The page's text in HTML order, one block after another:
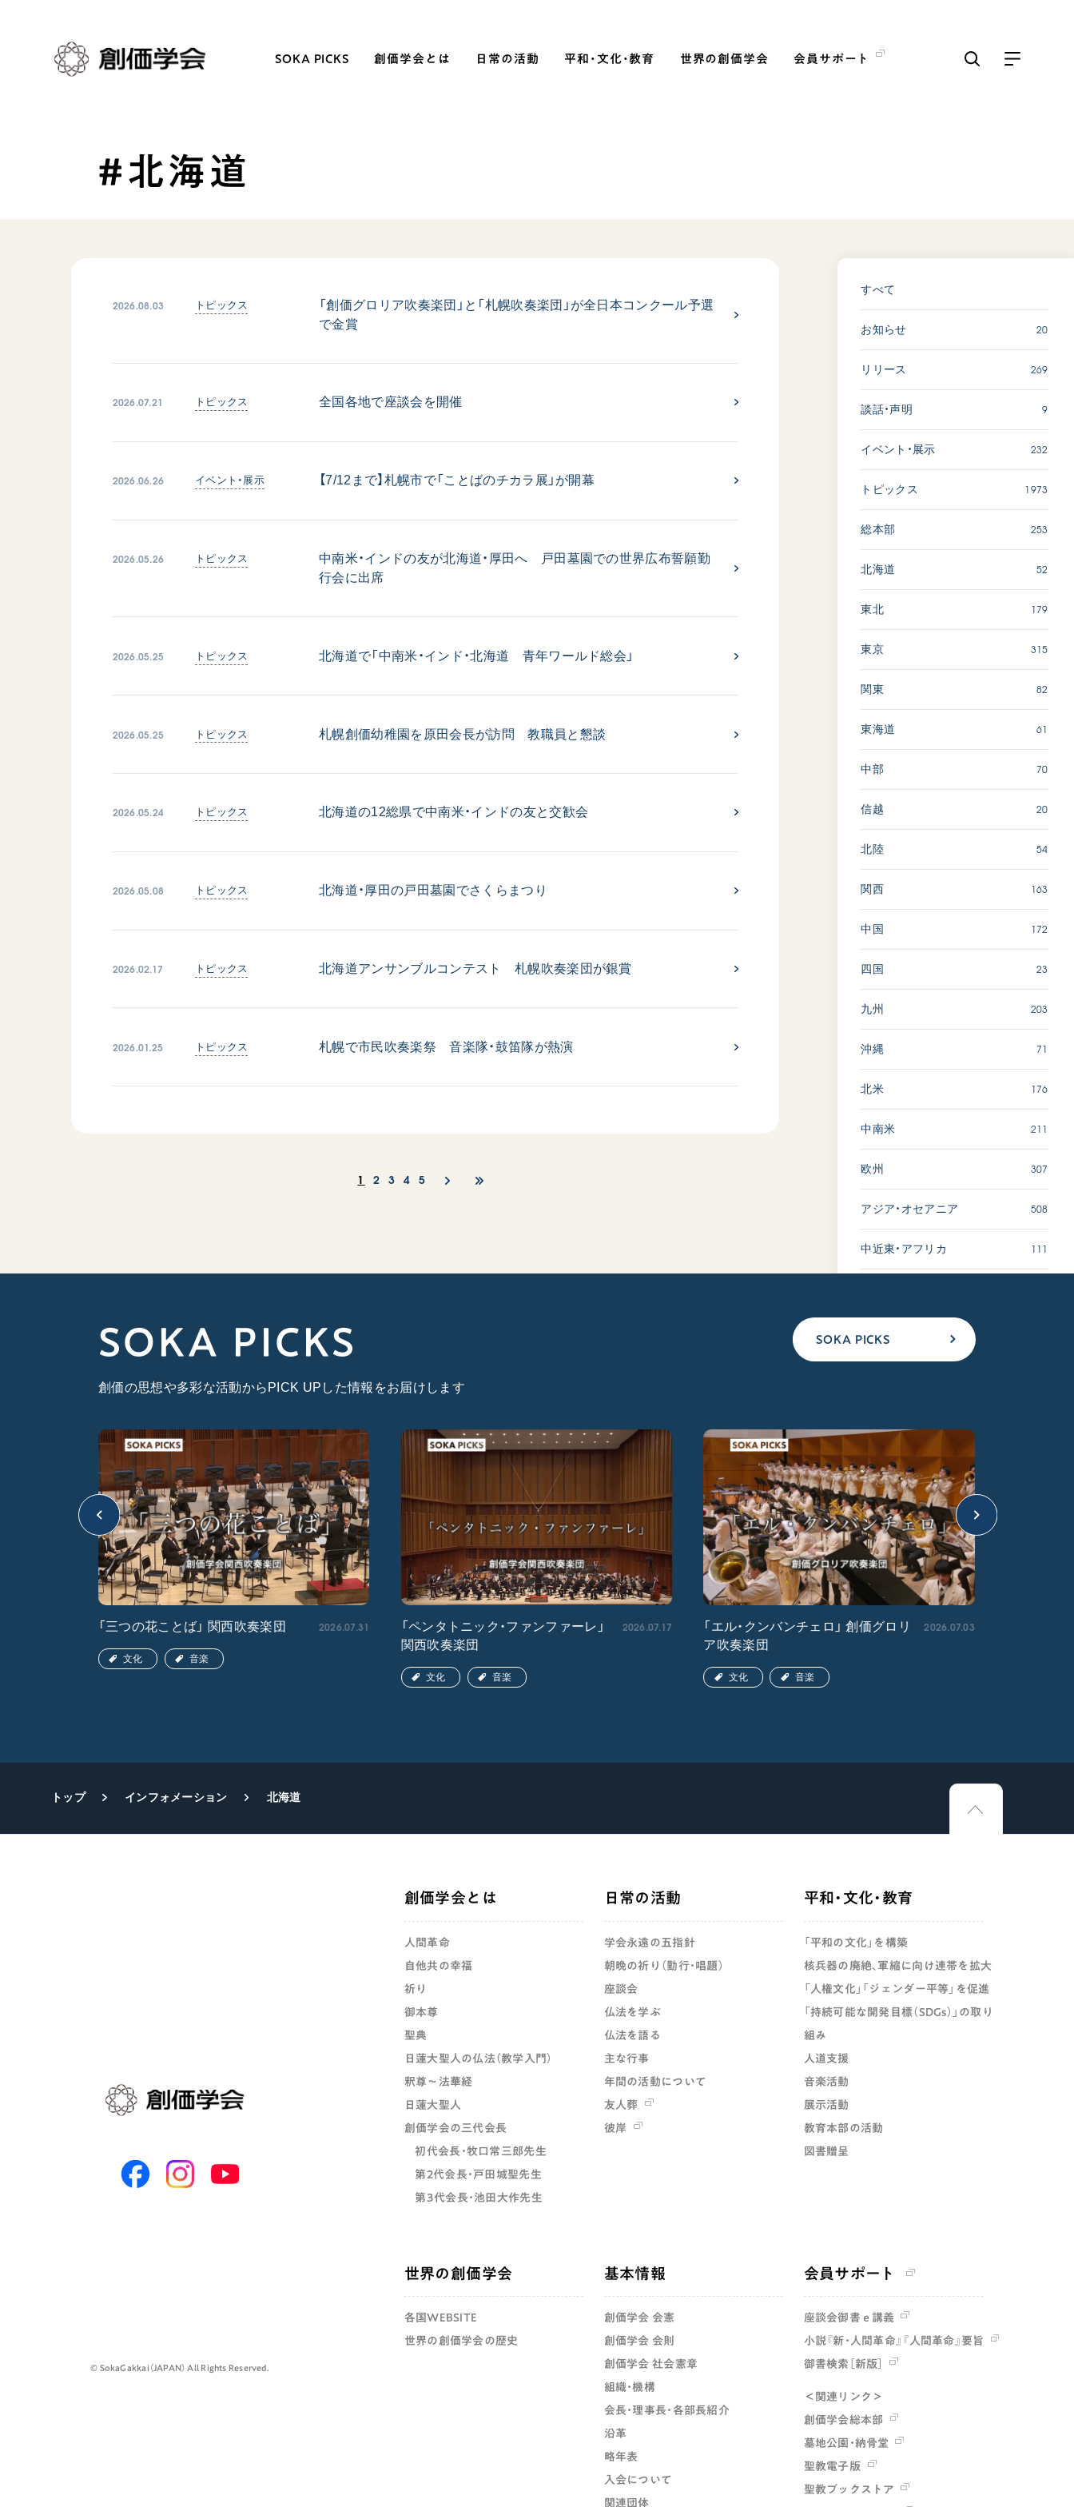
SOKA PICKS 創価学会とは 日常の活動 平和・文化・教育 世界の創価学会 会員サポート
創価学会とは
第2代会長・戸田城聖先生
日常の活動
仏法を語る 「持続可能な開発目標（SDGs）」の
展示活動
図書贈呈
会員サポート
座談会御書ｅ講義
要旨
創価学会総本部
soka youth media
SGIピースサイト
ご意見
文化
「ペンタトニック・ファン
ファーレ」 関西吹奏楽団
2026.07.17
文化
動画
「エル・クンバンチェロ」
創価グロリア吹奏楽団
2026.07.03
動画
#北海道
2026.08.03 トピックス
「創価グロリア吹奏楽団」と「札幌吹奏楽団」が全日本コンクール予選
で金賞
2026.07.21 トピックス 全国各地で座談会を開催
2026.06.26 イベント・展示 【7/12まで】札幌市で「ことばのチカラ展」が開幕
2026.05.26 トピックス
中南米・インドの友が北海道・厚田へ 戸田墓園での世界広布誓願勤
行会に出席
2026.05.25 トピックス 北海道で「中南米・インド・北海道 青年ワールド総会」
2026.05.25 トピックス 札幌創価幼稚園を原田会長が訪問 教職員と懇談
2026.05.24 トピックス 北海道の12総県で中南米・インドの友と交歓会
2026.05.08 トピックス 北海道・厚田の戸田墓園でさくらまつり
2026.02.17 トピックス 北海道アンサンブルコンテスト 札幌吹奏楽団が銀賞
2026.01.25 トピックス 札幌で市民吹奏楽祭 音楽隊・鼓笛隊が熱演
1 2 3 4 5
すべて
お知らせ 20
リリース 269
談話・声明 9
イベント・展示 232
トピックス 1973
総本部 253
北海道 52
東北 179
東京 315
関東 82
東海道 61
中部 70
信越 20
北陸 54
関西 163
中国 172
四国 23
九州 203
沖縄 71
北米 176
中南米 211
欧州 307
アジア・オセアニア 508
中近東・アフリカ 111
SOKA PICKS
創価の思想や多彩な活動からPICK UPした情報をお届けします
SOKA PICKS
「三つの花ことば」 関西吹奏楽団 2026.07.31
文化 音楽
「ペンタトニック・ファンファーレ」
関西吹奏楽団
2026.07.17
文化 音楽
「エル・クンバンチェロ」 創価グロリ
ア吹奏楽団
2026.07.03
文化 音楽
トップ インフォメーション 北海道
©️ SokaGakkai（JAPAN） All Rights Reserved.
創価学会とは
人間革命
自他共の幸福
祈り
御本尊
聖典
日蓮大聖人の仏法（教学入門）
釈尊～法華経
日蓮大聖人
創価学会の三代会長
初代会長・牧口常三郎先生
第2代会長・戸田城聖先生
第3代会長・池田大作先生
日常の活動
学会永遠の五指針
朝晩の祈り（勤行・唱題）
座談会
仏法を学ぶ
仏法を語る
主な行事
年間の活動について
友人葬
彼岸
平和・文化・教育
「平和の文化」を構築
核兵器の廃絶、軍縮に向け連帯を拡大
「人権文化」「ジェンダー平等」を促進
「持続可能な開発目標（SDGs）」の取り
組み
人道支援
音楽活動
展示活動
教育本部の活動
図書贈呈
世界の創価学会
各国WEBSITE
世界の創価学会の歴史
基本情報
創価学会 会憲
創価学会 会則
創価学会 社会憲章
組織・機構
会長・理事長・各部長紹介
沿革
略年表
入会について
関連団体
会員サポート
座談会御書ｅ講義
小説『新・人間革命』『人間革命』要旨
御書検索［新版］
＜関連リンク＞
創価学会総本部
墓地公園・納骨堂
聖教電子版
聖教ブックストア